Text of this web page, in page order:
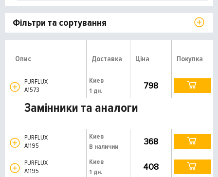
Фільтри та сортування
Опис Доставка Ціна Покупка
PURFLUX
A1573
Киев
1 дн.
798
Замінники та аналоги
PURFLUX
A1195
Киев
В наличии
368
PURFLUX
A1195
Киев
1 дн.
408